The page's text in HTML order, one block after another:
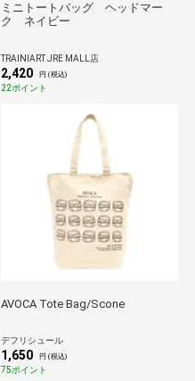
ミニトートバッグ ヘッドマー
ク ネイビー
TRAINIART JRE MALL店
2,420 円 (税込)
22ポイント
AVOCA Tote Bag/Scone
デフリシュール
1,650 円 (税込)
75ポイント